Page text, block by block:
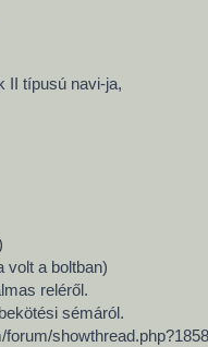
II típusú navi-ja,
volt a boltban)
reléről.
sémáról.